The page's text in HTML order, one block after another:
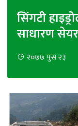
बैंक
छापा
खोज
सिंगटी
साधारण
२०७७ पुस २३